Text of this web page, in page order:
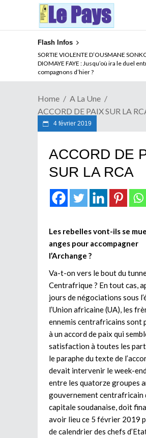
Flash Infos
SORTIE VIOLENTE D’OUSMANE
DIOMAYE FAYE : Jusqu’où ira le
compagnons d’hier ?
NOUVELLE ATTAQUE MEURTRIERE DES
Comment arrêter la spirale de la
Home
A La Une
ACCORD DE PAIX SUR LA
4 février 2019
ACCORD DE
SUR LA RCA
Les rebelles vont-ils se
anges pour accompagner
l’Archange ?
Va-t-on vers le bout du
Centrafrique ? En tout cas,
jours de négociations sous
l’Union africaine (UA), les
ennemis centrafricains sont
à un accord de paix qui
satisfaction à toutes les
le paraphe du texte de
devait intervenir le week-
entre les quatorze groupes
gouvernement centrafricain
capitale soudanaise, doit
avoir lieu ce 5 février 2019
de calendrier des chefs